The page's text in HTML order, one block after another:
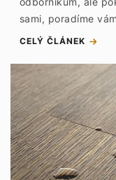
sami, poradíme
CELÝ ČLÁNEK